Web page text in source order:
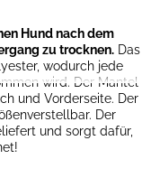
Hund nach dem
zu trocknen. Das
wodurch jede
wird. Der Mantel
und Vorderseite. Der
Der
und sorgt dafür,